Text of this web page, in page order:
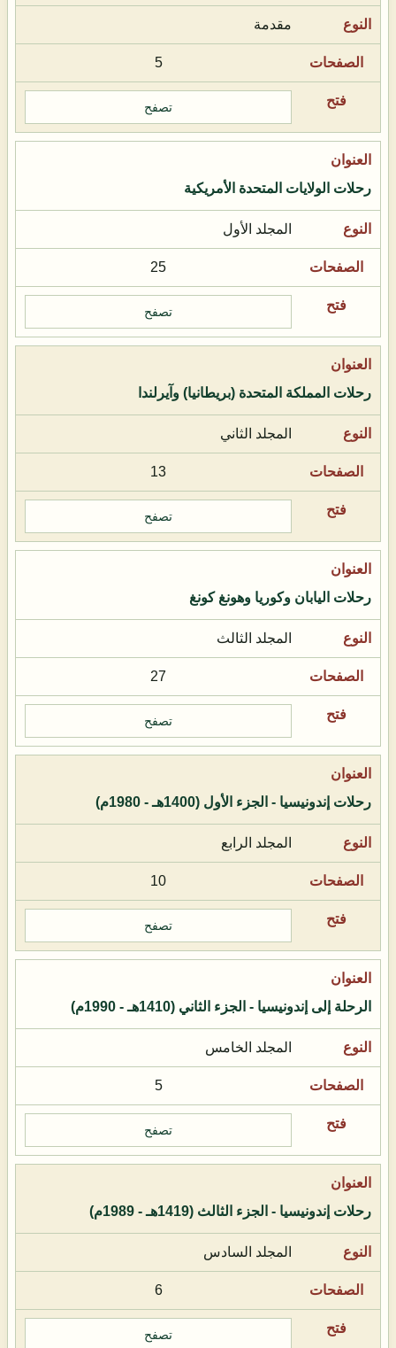
مقدمة
5
تصفح
رحلات الولايات المتحدة الأمريكية
المجلد الأول
25
تصفح
رحلات المملكة المتحدة (بريطانيا) وآيرلندا
المجلد الثاني
13
تصفح
رحلات اليابان وكوريا وهونغ كونغ
المجلد الثالث
27
تصفح
رحلات إندونيسيا - الجزء الأول (1400هـ - 1980م)
المجلد الرابع
10
تصفح
الرحلة إلى إندونيسيا - الجزء الثاني (1410هـ - 1990م)
المجلد الخامس
5
تصفح
رحلات إندونيسيا - الجزء الثالث (1419هـ - 1989م)
المجلد السادس
6
تصفح